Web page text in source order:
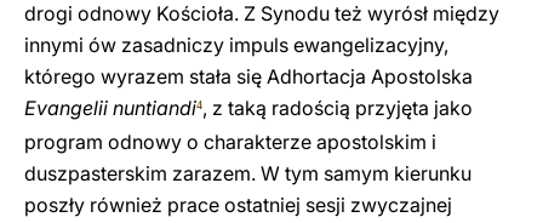
drogi odnowy Kościoła. Z Synodu też wyrósł między
innymi ów zasadniczy impuls ewangelizacyjny,
którego wyrazem stała się Adhortacja Apostolska
Evangelii nuntiandi4, z taką radością przyjęta jako
program odnowy o charakterze apostolskim i
duszpasterskim zarazem. W tym samym kierunku
poszły również prace ostatniej sesji zwyczajnej